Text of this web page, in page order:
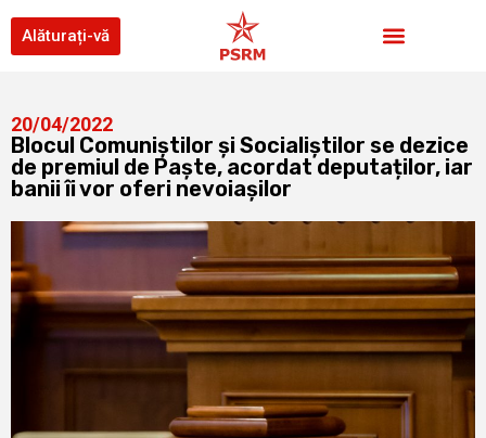
Alăturați-vă
20/04/2022
Blocul Comuniștilor și Socialiștilor se dezice
de premiul de Paște, acordat deputaților, iar
banii îi vor oferi nevoiașilor